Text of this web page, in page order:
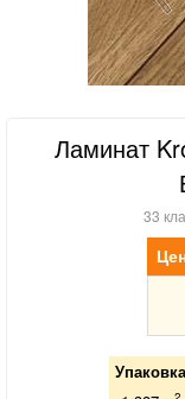
Ламинат
33
Упаковка